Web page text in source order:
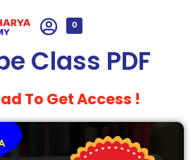
0
Class PDF
To Get Access !